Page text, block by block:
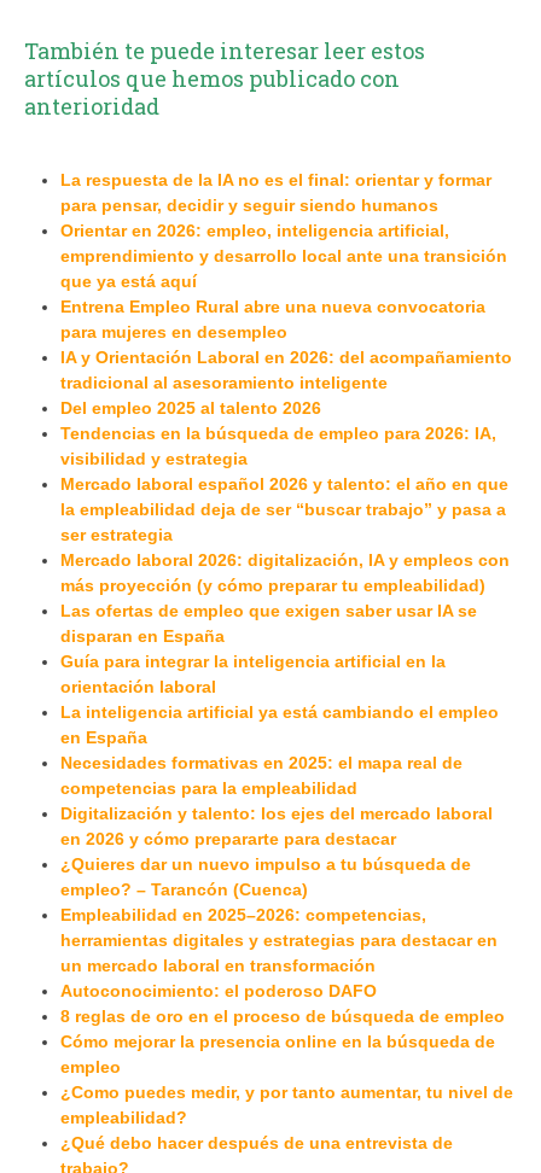
También te puede interesar leer estos
artículos que hemos publicado con
anterioridad
La respuesta de la IA no es el final: orientar y formar
para pensar, decidir y seguir siendo humanos
Orientar en 2026: empleo, inteligencia artificial,
emprendimiento y desarrollo local ante una transición
que ya está aquí
Entrena Empleo Rural abre una nueva convocatoria
para mujeres en desempleo
IA y Orientación Laboral en 2026: del acompañamiento
tradicional al asesoramiento inteligente
Del empleo 2025 al talento 2026
Tendencias en la búsqueda de empleo para 2026: IA,
visibilidad y estrategia
Mercado laboral español 2026 y talento: el año en que
la empleabilidad deja de ser “buscar trabajo” y pasa a
ser estrategia
Mercado laboral 2026: digitalización, IA y empleos con
más proyección (y cómo preparar tu empleabilidad)
Las ofertas de empleo que exigen saber usar IA se
disparan en España
Guía para integrar la inteligencia artificial en la
orientación laboral
La inteligencia artificial ya está cambiando el empleo
en España
Necesidades formativas en 2025: el mapa real de
competencias para la empleabilidad
Digitalización y talento: los ejes del mercado laboral
en 2026 y cómo prepararte para destacar
¿Quieres dar un nuevo impulso a tu búsqueda de
empleo? – Tarancón (Cuenca)
Empleabilidad en 2025–2026: competencias,
herramientas digitales y estrategias para destacar en
un mercado laboral en transformación
Autoconocimiento: el poderoso DAFO
8 reglas de oro en el proceso de búsqueda de empleo
Cómo mejorar la presencia online en la búsqueda de
empleo
¿Como puedes medir, y por tanto aumentar, tu nivel de
empleabilidad?
¿Qué debo hacer después de una entrevista de
trabajo?